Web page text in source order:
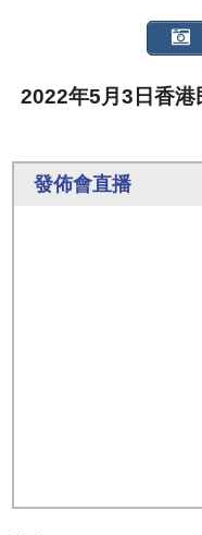
2022年5月3日香港
發佈會直播